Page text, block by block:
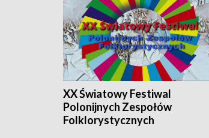
XX Światowy Festiwal
Polonijnych Zespołów
Folklorystycznych